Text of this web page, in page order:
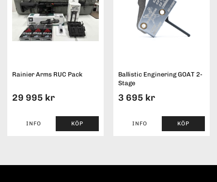
Rainier Arms RUC Pack
29 995 kr
INFO KÖP
Ballistic Enginering GOAT 2-
Stage
3 695 kr
INFO KÖP